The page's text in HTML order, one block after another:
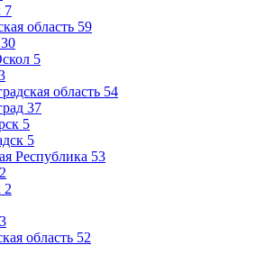
7
область 59
30
5
область 54
37
5
5
Республика 53
2
область 52